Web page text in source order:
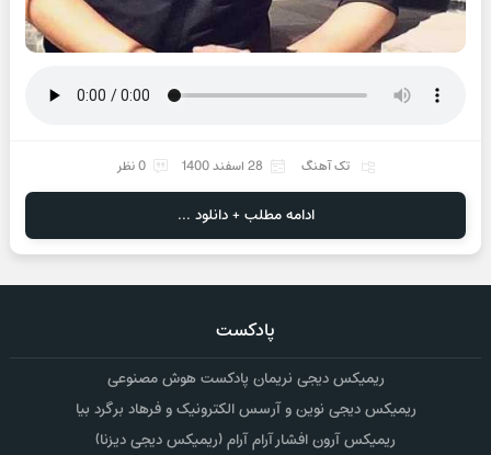
تک آهنگ 28 اسفند 1400 0 نظر
ادامه مطلب + دانلود ...
پادکست
ریمیکس دیجی نریمان پادکست هوش مصنوعی
ریمیکس دیجی نوین و آرسس الکترونیک و فرهاد برگرد بیا
ریمیکس آرون افشار آرام آرام (ریمیکس دیجی دیزنا)